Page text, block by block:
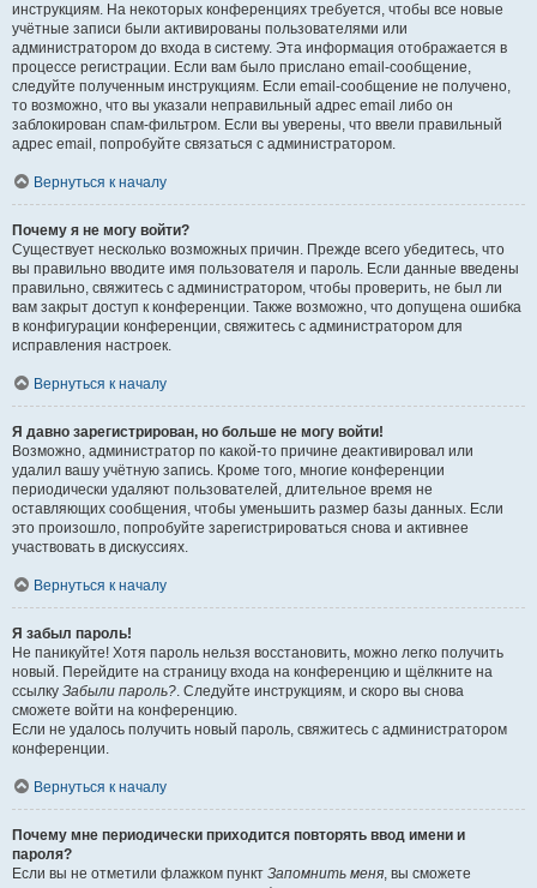
инструкциям. На некоторых конференциях требуется, чтобы все новые
учётные записи были активированы пользователями или
администратором до входа в систему. Эта информация отображается в
процессе регистрации. Если вам было прислано email-сообщение,
следуйте полученным инструкциям. Если email-сообщение не получено,
то возможно, что вы указали неправильный адрес email либо он
заблокирован спам-фильтром. Если вы уверены, что ввели правильный
адрес email, попробуйте связаться с администратором.
Вернуться к началу
Почему я не могу войти?
Существует несколько возможных причин. Прежде всего убедитесь, что
вы правильно вводите имя пользователя и пароль. Если данные введены
правильно, свяжитесь с администратором, чтобы проверить, не был ли
вам закрыт доступ к конференции. Также возможно, что допущена ошибка
в конфигурации конференции, свяжитесь с администратором для
исправления настроек.
Вернуться к началу
Я давно зарегистрирован, но больше не могу войти!
Возможно, администратор по какой-то причине деактивировал или
удалил вашу учётную запись. Кроме того, многие конференции
периодически удаляют пользователей, длительное время не
оставляющих сообщения, чтобы уменьшить размер базы данных. Если
это произошло, попробуйте зарегистрироваться снова и активнее
участвовать в дискуссиях.
Вернуться к началу
Я забыл пароль!
Не паникуйте! Хотя пароль нельзя восстановить, можно легко получить
новый. Перейдите на страницу входа на конференцию и щёлкните на
ссылку Забыли пароль?. Следуйте инструкциям, и скоро вы снова
сможете войти на конференцию.
Если не удалось получить новый пароль, свяжитесь с администратором
конференции.
Вернуться к началу
Почему мне периодически приходится повторять ввод имени и
пароля?
Если вы не отметили флажком пункт Запомнить меня, вы сможете